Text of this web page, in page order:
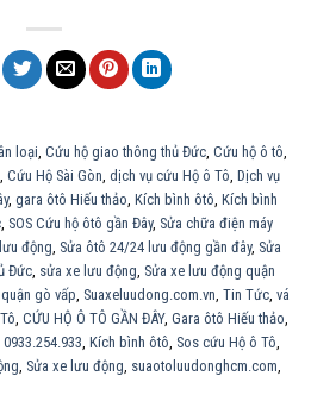
loại, Cứu hộ giao thông thủ Đức, Cứu hộ ô tô,
, Cứu Hộ Sài Gòn, dịch vụ cứu Hộ ô Tô, Dịch vụ
, gara ôtô Hiếu thảo, Kích bình ôtô, Kích bình
, SOS Cứu hộ ôtô gần Đây, Sửa chữa điện máy
động, Sửa ôtô 24/24 lưu động gần đây, Sửa
Đức, sửa xe lưu động, Sửa xe lưu động quận
gò vấp, Suaxeluudong.com.vn, Tin Tức, vá
, CỨU HỘ Ô TÔ GẦN ĐÂY, Gara ôtô Hiếu thảo,
, Kích bình ôtô, Sos cứu Hộ ô Tô,
, Sửa xe lưu động, suaotoluudonghcm.com,